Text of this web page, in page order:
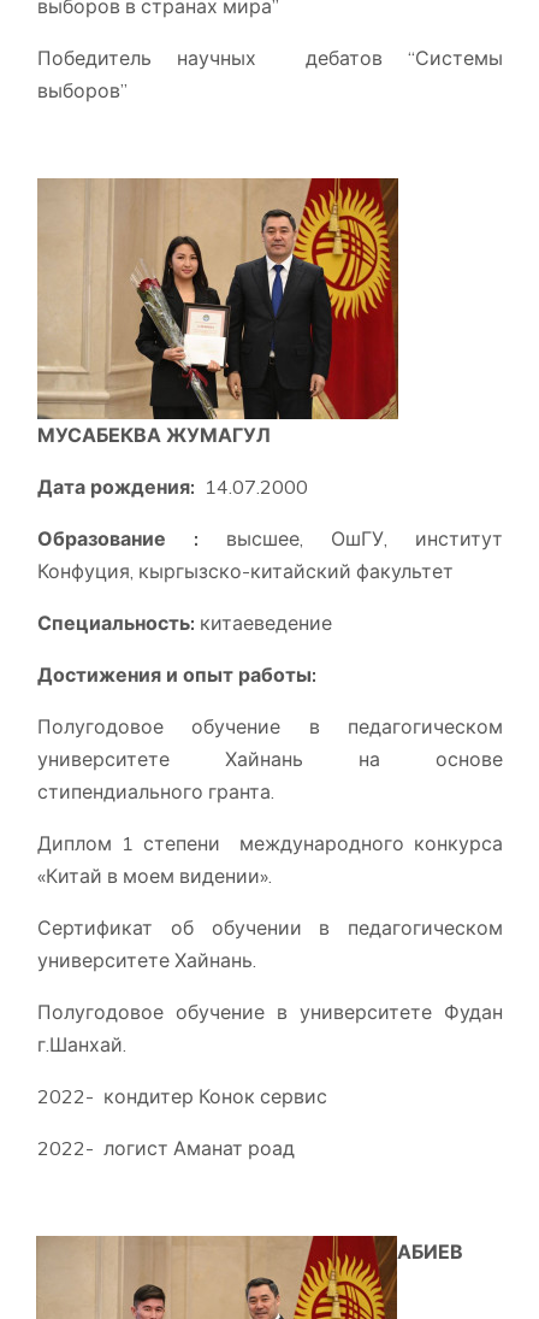
выборов в странах мира”
Победитель научных дебатов “Системы
выборов”
МУСАБЕКВА ЖУМАГУЛ
Дата рождения: 14.07.2000
Образование : высшее, ОшГУ, институт
Конфуция, кыргызско-китайский факультет
Специальность: китаеведение
Достижения и опыт работы:
Полугодовое обучение в педагогическом
университете Хайнань на основе
стипендиального гранта.
Диплом 1 степени международного конкурса
«Китай в моем видении».
Сертификат об обучении в педагогическом
университете Хайнань.
Полугодовое обучение в университете Фудан
г.Шанхай.
2022- кондитер Конок сервис
2022- логист Аманат роад
АБИЕВ